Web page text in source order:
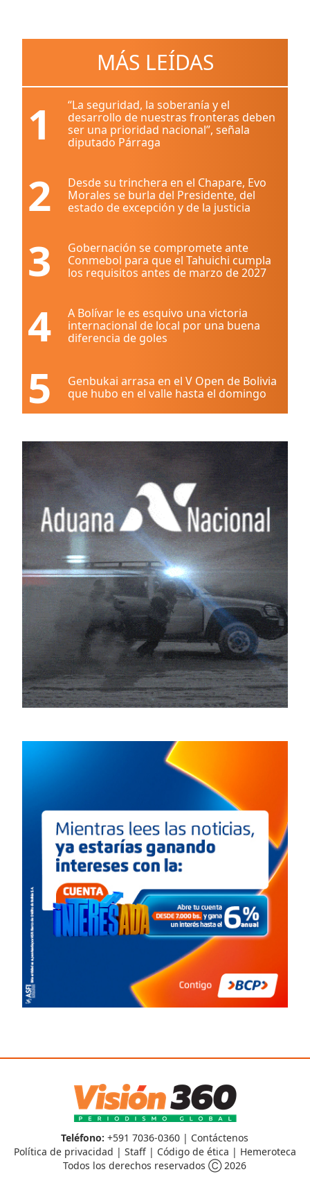
MÁS LEÍDAS
1
“La seguridad, la soberanía y el
desarrollo de nuestras fronteras deben
ser una prioridad nacional”, señala
diputado Párraga
2
Desde su trinchera en el Chapare, Evo
Morales se burla del Presidente, del
estado de excepción y de la justicia
3
Gobernación se compromete ante
Conmebol para que el Tahuichi cumpla
los requisitos antes de marzo de 2027
4
A Bolívar le es esquivo una victoria
internacional de local por una buena
diferencia de goles
5
Genbukai arrasa en el V Open de Bolivia
que hubo en el valle hasta el domingo
Teléfono: +591 7036-0360 | Contáctenos
Política de privacidad | Staff| Código de ética | Hemeroteca
Todos los derechos reservados Ⓒ 2026